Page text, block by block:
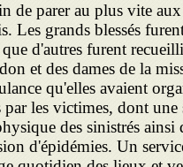
de parer au plus vite
Les grands blessés
d'autres furent
et des dames de la
qu'elles avaient
les victimes, dont une
des sinistrés ainsi
d'épidémies. Un